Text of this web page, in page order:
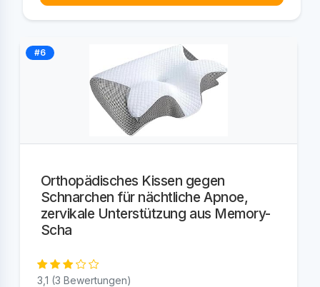
#6
Orthopädisches Kissen gegen
Schnarchen für nächtliche Apnoe,
zervikale Unterstützung aus Memory-
Scha
3,1 (3 Bewertungen)